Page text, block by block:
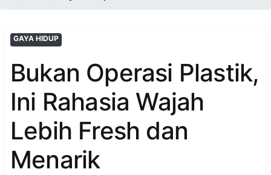
GAYA HIDUP
Bukan Operasi Plastik,
Ini Rahasia Wajah
Lebih Fresh dan
Menarik